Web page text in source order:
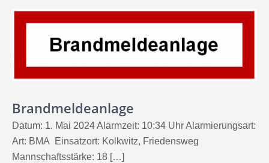
Brandmeldeanlage
Datum: 1. Mai 2024 Alarmzeit: 10:34 Uhr Alarmierungsart:
Art: BMA Einsatzort: Kolkwitz, Friedensweg
Mannschaftsstärke: 18 […]